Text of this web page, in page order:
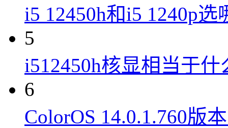
i5 12450h和i5 1240p选
5
i512450h核显相当于什
6
ColorOS 14.0.1.760版